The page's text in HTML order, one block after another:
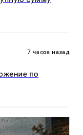
7 часов назад
по